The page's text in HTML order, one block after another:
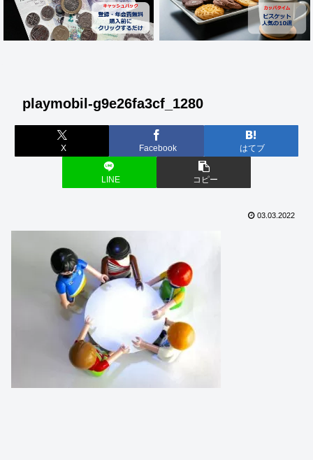
playmobil-g9e26fa3cf_1280
X Facebook はてブ
LINE コピー
03.03.2022